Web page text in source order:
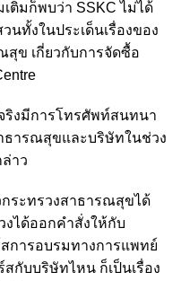
ติมก็พบว่า SSKC ไม่ได้
ทั้งในประเด็นเรื่องของ
สุข เกี่ยวกับการจัดซื้อ
ริงมีการโทรศัพท์สนทนา
ธารณสุขและบริษัทในช่วง
าว
กระทรวงสาธารณสุขได้
งได้ออกคำสั่งให้กับ
การอบรมทางการแพทย์
กับบริษัทไหน ก็เป็นเรื่อง